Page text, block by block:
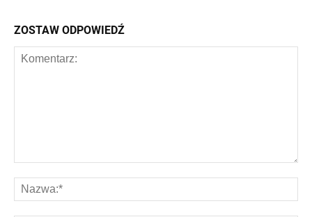
ZOSTAW ODPOWIEDŹ